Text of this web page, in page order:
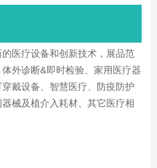
医疗设备和创新技术，展品范
外诊断&即时检验、家用医疗器
戴设备、智慧医疗、防疫防护
械及植介入耗材、其它医疗相